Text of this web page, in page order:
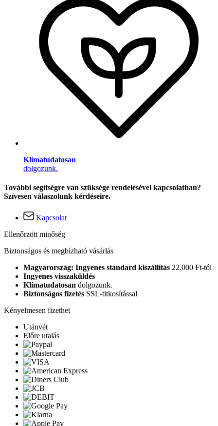
Klímatudatosan
dolgozunk.
További segítségre van szüksége rendelésével kapcsolatban?
Szívesen válaszolunk kérdéseire.
Kapcsolat
Ellenőrzött minőség
Biztonságos és megbízható vásárlás
Magyarország: Ingyenes standard kiszállítás 22.000 Ft-tól
Ingyenes visszaküldés
Klímatudatosan dolgozunk.
Biztonságos fizetés SSL-titkosítással
Kényelmesen fizethet
Utánvét
Előre utalás